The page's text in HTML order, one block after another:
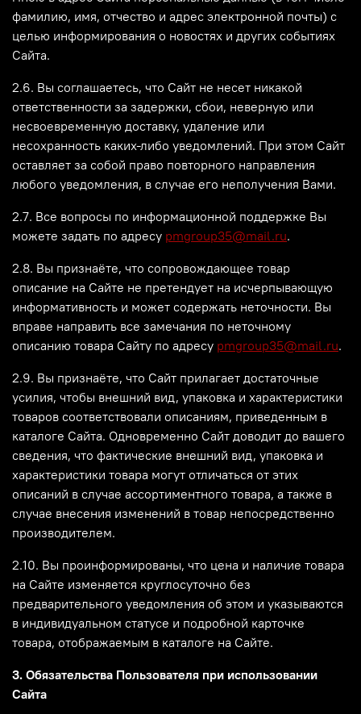
фамилию, имя, отчество и адрес электронной почты) с
целью информирования о новостях и других событиях
Сайта.
2.6. Вы соглашаетесь, что Сайт не несет никакой
ответственности за задержки, сбои, неверную или
несвоевременную доставку, удаление или
несохранность каких-либо уведомлений. При этом Сайт
оставляет за собой право повторного направления
любого уведомления, в случае его неполучения Вами.
2.7. Все вопросы по информационной поддержке Вы
можете задать по адресу pmgroup35@mail.ru.
2.8. Вы признаёте, что сопровождающее товар
описание на Сайте не претендует на исчерпывающую
информативность и может содержать неточности. Вы
вправе направить все замечания по неточному
описанию товара Сайту по адресу pmgroup35@mail.ru.
2.9. Вы признаёте, что Сайт прилагает достаточные
усилия, чтобы внешний вид, упаковка и характеристики
товаров соответствовали описаниям, приведенным в
каталоге Сайта. Одновременно Сайт доводит до вашего
сведения, что фактические внешний вид, упаковка и
характеристики товара могут отличаться от этих
описаний в случае ассортиментного товара, а также в
случае внесения изменений в товар непосредственно
производителем.
2.10. Вы проинформированы, что цена и наличие товара
на Сайте изменяется круглосуточно без
предварительного уведомления об этом и указываются
в индивидуальном статусе и подробной карточке
товара, отображаемым в каталоге на Сайте.
3. Обязательства Пользователя при использовании
Сайта